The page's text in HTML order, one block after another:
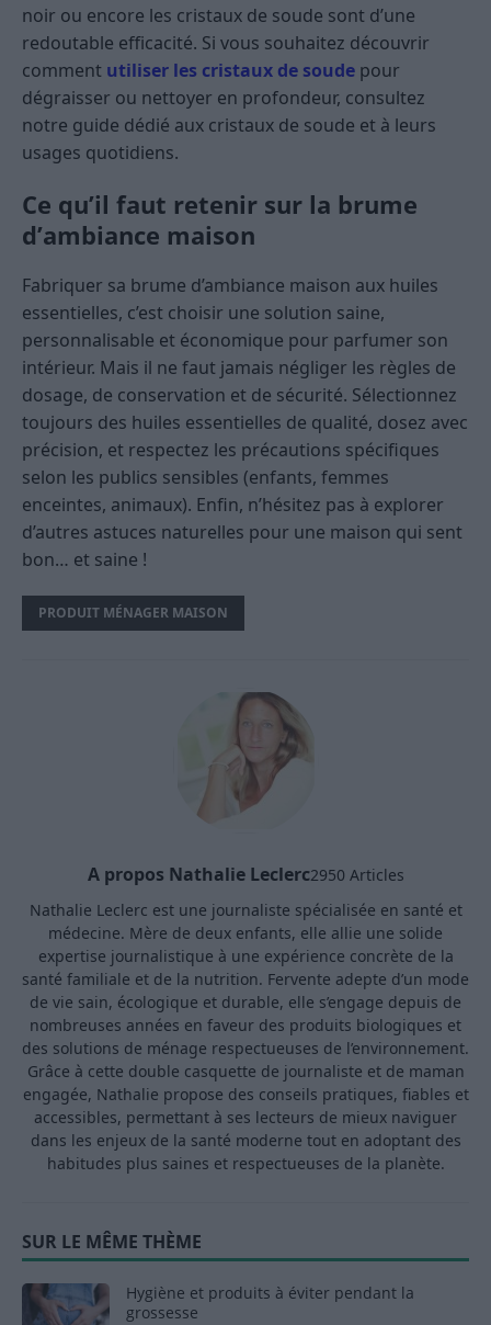
noir ou encore les cristaux de soude sont d’une
redoutable efficacité. Si vous souhaitez découvrir
comment utiliser les cristaux de soude pour
dégraisser ou nettoyer en profondeur, consultez
notre guide dédié aux cristaux de soude et à leurs
usages quotidiens.
Ce qu’il faut retenir sur la brume
d’ambiance maison
Fabriquer sa brume d’ambiance maison aux huiles
essentielles, c’est choisir une solution saine,
personnalisable et économique pour parfumer son
intérieur. Mais il ne faut jamais négliger les règles de
dosage, de conservation et de sécurité. Sélectionnez
toujours des huiles essentielles de qualité, dosez avec
précision, et respectez les précautions spécifiques
selon les publics sensibles (enfants, femmes
enceintes, animaux). Enfin, n’hésitez pas à explorer
d’autres astuces naturelles pour une maison qui sent
bon… et saine !
PRODUIT MÉNAGER MAISON
A propos Nathalie Leclerc2950 Articles
Nathalie Leclerc est une journaliste spécialisée en santé et
médecine. Mère de deux enfants, elle allie une solide
expertise journalistique à une expérience concrète de la
santé familiale et de la nutrition. Fervente adepte d’un mode
de vie sain, écologique et durable, elle s’engage depuis de
nombreuses années en faveur des produits biologiques et
des solutions de ménage respectueuses de l’environnement.
Grâce à cette double casquette de journaliste et de maman
engagée, Nathalie propose des conseils pratiques, fiables et
accessibles, permettant à ses lecteurs de mieux naviguer
dans les enjeux de la santé moderne tout en adoptant des
habitudes plus saines et respectueuses de la planète.
SUR LE MÊME THÈME
Hygiène et produits à éviter pendant la
grossesse